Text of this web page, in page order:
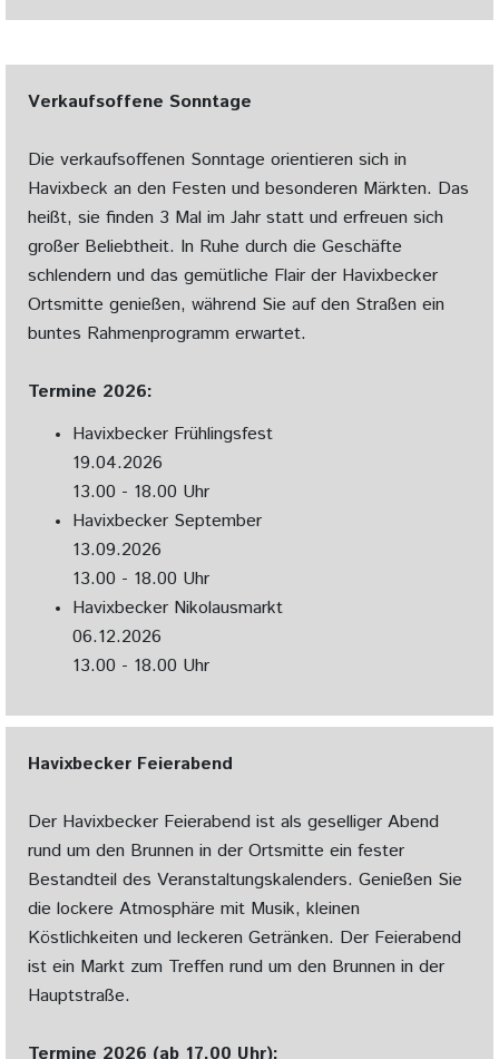
Verkaufsoffene Sonntage
Die verkaufsoffenen Sonntage orientieren sich in
Havixbeck an den Festen und besonderen Märkten. Das
heißt, sie finden 3 Mal im Jahr statt und erfreuen sich
großer Beliebtheit. In Ruhe durch die Geschäfte
schlendern und das gemütliche Flair der Havixbecker
Ortsmitte genießen, während Sie auf den Straßen ein
buntes Rahmenprogramm erwartet.
Termine 2026:
Havixbecker Frühlingsfest
19.04.2026
13.00 - 18.00 Uhr
Havixbecker September
13.09.2026
13.00 - 18.00 Uhr
Havixbecker Nikolausmarkt
06.12.2026
13.00 - 18.00 Uhr
Havixbecker Feierabend
Der Havixbecker Feierabend ist als geselliger Abend
rund um den Brunnen in der Ortsmitte ein fester
Bestandteil des Veranstaltungskalenders. Genießen Sie
die lockere Atmosphäre mit Musik, kleinen
Köstlichkeiten und leckeren Getränken. Der Feierabend
ist ein Markt zum Treffen rund um den Brunnen in der
Hauptstraße.